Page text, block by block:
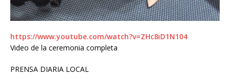
https://www.youtube.com/watch?v=ZHc8iD1N104
Video de la ceremonia completa
PRENSA DIARIA LOCAL